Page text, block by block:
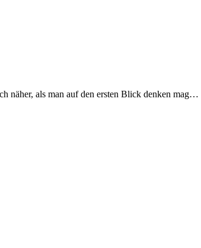
näher, als man auf den ersten Blick denken mag…